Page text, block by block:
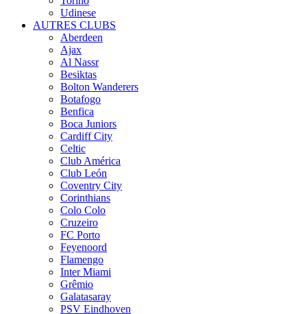
Udinese
AUTRES CLUBS
Aberdeen
Ajax
Al Nassr
Besiktas
Bolton Wanderers
Botafogo
Benfica
Boca Juniors
Cardiff City
Celtic
Club América
Club León
Coventry City
Corinthians
Colo Colo
Cruzeiro
FC Porto
Feyenoord
Flamengo
Inter Miami
Grêmio
Galatasaray
PSV Eindhoven